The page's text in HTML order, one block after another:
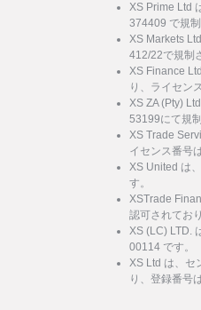
XS Prime Ltd
374409 で規制
XS Markets
412/22で規制
XS Finance
り、ライセン
XS ZA (Pty)
53199にて規
XS Trade
イセンス番号
XS United は
す。
XSTrade
認可されてお
XS (LC) LTD.
00114 です。
XS Ltd は、セ
り、登録番号